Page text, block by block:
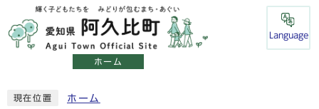
ホーム
Language
現在位置 ホーム